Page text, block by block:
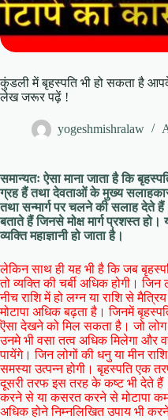
कुंडली में बृहस्पति भी हो सकता है
लेख जरूर पढ़ें !
yogeshmishralaw
समान्यतः ऐसा माना जाता है कि
ग्रह हैं तथा देवताओं के मुख्य
तथा सन्मार्ग पर चलने की सलाह देते
बताते हैं जिनसे मोक्ष मार्ग प्रशस्त
व्यक्ति महाज्ञानी हो जाता है।
लेकिन साथ ही यह भी है कि जब
तो व्यक्ति की चर्बी अधिक होगी।
नीच राशि में हो लग्न या राशि से
मोटापा अधिक बढ़ता है। जिनमें
ऎसा देखने को मिल सकता है। जो
उनमे भी वसा तत्व अधिक मिलेगा और
पायेंगे। जिन लोगों की धनु या मीन
समस्या उत्पन्न होगी। बृहस्पति एक तरफ
दूसरी तरफ इस तरह के कष्ट भी देते
करने से या कसरत करने से मोटापा
अधिक होने निम्नलिखित उपाय भी